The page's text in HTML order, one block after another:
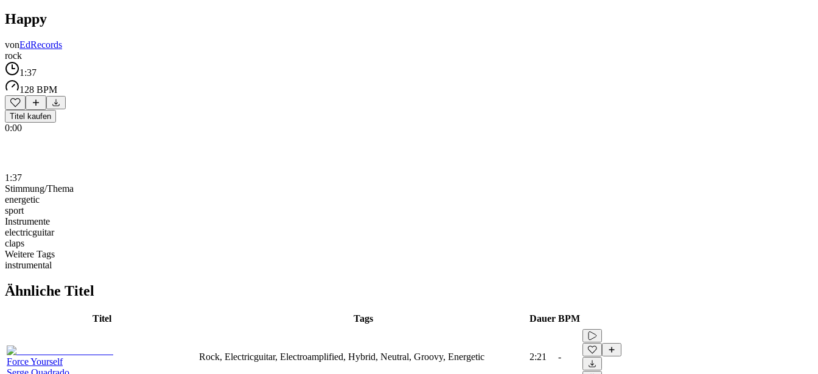
Happy
vonEdRecords
rock
1:37
128 BPM
Titel kaufen
0:00
1:37
Stimmung/Thema
energetic
sport
Instrumente
electricguitar
claps
Weitere Tags
instrumental
Ähnliche Titel
Titel Tags Dauer BPM
Force Yourself
Rock, Electricguitar, Electroamplified, Hybrid, Neutral, Groovy, Energetic 2:21 -